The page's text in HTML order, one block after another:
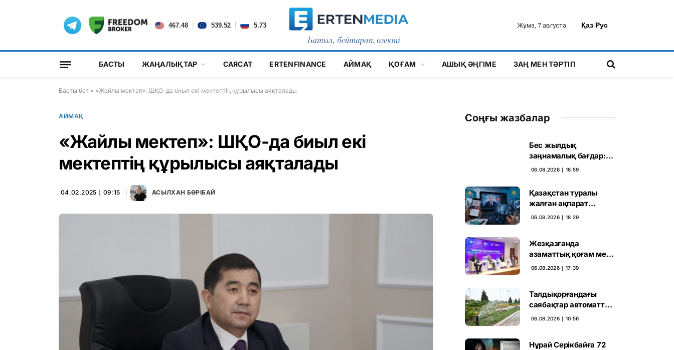
467.48 539.52 5.73 Жұма, 7 августа Қаз|Рус
БАСТЫ ЖАҢАЛЫҚТАР САЯСАТ ERTENFINANCE АЙМАҚ ҚОҒАМ АШЫҚ ӘҢГІМЕ ЗАҢ МЕН ТӘРТІП
Басты бет » «Жайлы мектеп»: ШҚО-да биыл екі мектептің құрылысы аяқталады
АЙМАҚ
«Жайлы мектеп»: ШҚО-да биыл екі
мектептің құрылысы аяқталады
04.02.2025 ∣ 09:15 АСЫЛХАН БӨРІБАЙ
Соңғы жазбалар
Бес жылдық
заңнамалық бағдар:
Мелконян Құрылтай
06.08.2026 ∣ 18:59
Қазақстан туралы
жалған ақпарат
таратқан дипфейктер
06.08.2026 ∣ 18:29
Жезқазғанда
азаматтық қоғам мен
партиялардың
06.08.2026 ∣ 17:39
Талдықорғандағы
саябақтар автоматты
жүйемен суарылады
06.08.2026 ∣ 10:56
Нұрай Серікбайға 72